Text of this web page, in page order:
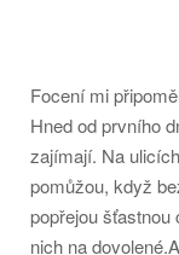
Focení mi
Hned od prvního
zajímají. Na
pomůžou, když
popřejou
nich na